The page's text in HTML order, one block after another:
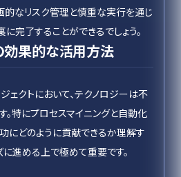
的なリスク管理と慎重な実行を通じ
完了することができるでしょう。
効果的な活用方法
ェクトにおいて、テクノロジーは不
。特にプロセスマイニングと自動化
にどのように貢献できるか理解す
進める上で極めて重要です。